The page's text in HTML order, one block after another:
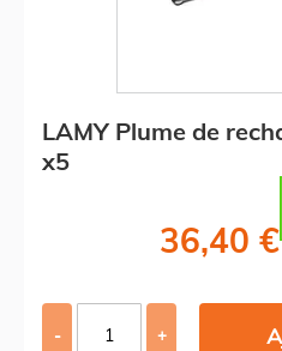
LAMY Plume de
x5
36,40 €
- +